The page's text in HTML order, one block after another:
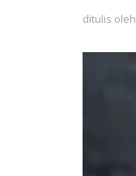
ditulis oleh